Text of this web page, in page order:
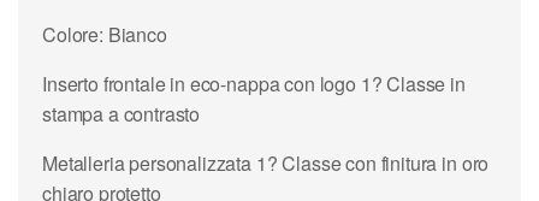
Colore: Bianco
Inserto frontale in eco-nappa con logo 1? Classe in
stampa a contrasto
Metalleria personalizzata 1? Classe con finitura in oro
chiaro protetto